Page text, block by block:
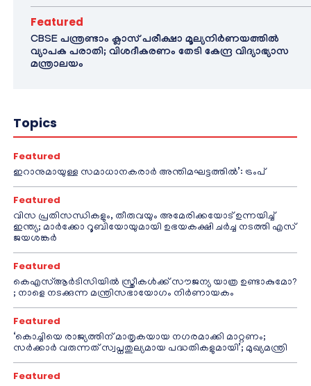
Featured
CBSE പന്ത്രണ്ടാം ക്ലാസ് പരീക്ഷാ മൂല്യനിർണയത്തിൽ
വ്യാപക പരാതി; വിശദീകരണം തേടി കേന്ദ്ര വിദ്യാഭ്യാസ
മന്ത്രാലയം
Topics
Featured
ഇറാനുമായുള്ള സമാധാനകരാർ അന്തിമഘട്ടത്തിൽ‌’: ട്രംപ്
Featured
വിസ പ്രതിസന്ധികളും, തീരുവയും അമേരിക്കയോട് ഉന്നയിച്ച്
ഇന്ത്യ; മാർക്കോ റൂബിയോയുമായി ഉഭയകക്ഷി ചർച്ച നടത്തി എസ്
ജയശങ്കർ
Featured
കെഎസ്ആർടിസിയിൽ സ്ത്രീകൾക്ക് സൗജന്യ യാത്ര ഉണ്ടാകുമോ?
; നാളെ നടക്കുന്ന മന്ത്രിസഭായോഗം നിർണായകം
Featured
‘കൊച്ചിയെ രാജ്യത്തിന് മാതൃകയായ നഗരമാക്കി മാറ്റണം;
സർക്കാർ വരുന്നത് സ്വപ്നതുല്യമായ പദ്ധതികളുമായി’; മുഖ്യമന്ത്രി
Featured